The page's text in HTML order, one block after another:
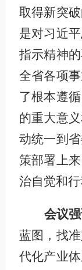
取得新突
是对习近
指示精神
全省各项
了根本遵
的重大意
动统一到
策部署上
治自觉和行
会议强
蓝图，找
代化产业